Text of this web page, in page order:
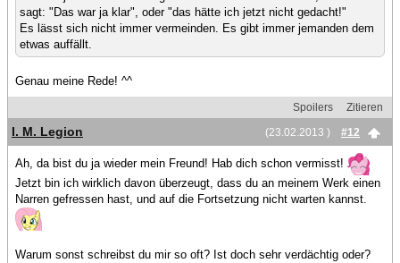
sagt: "Das war ja klar", oder "das hätte ich jetzt nicht gedacht!"
Es lässt sich nicht immer vermeinden. Es gibt immer jemanden dem
etwas auffällt.
Genau meine Rede! ^^
Spoilers
Zitieren
(23.02.2013 )
#12
I. M. Legion
Ah, da bist du ja wieder mein Freund! Hab dich schon vermisst!
Jetzt bin ich wirklich davon überzeugt, dass du an meinem Werk einen
Narren gefressen hast, und auf die Fortsetzung nicht warten kannst.
Warum sonst schreibst du mir so oft? Ist doch sehr verdächtig oder?